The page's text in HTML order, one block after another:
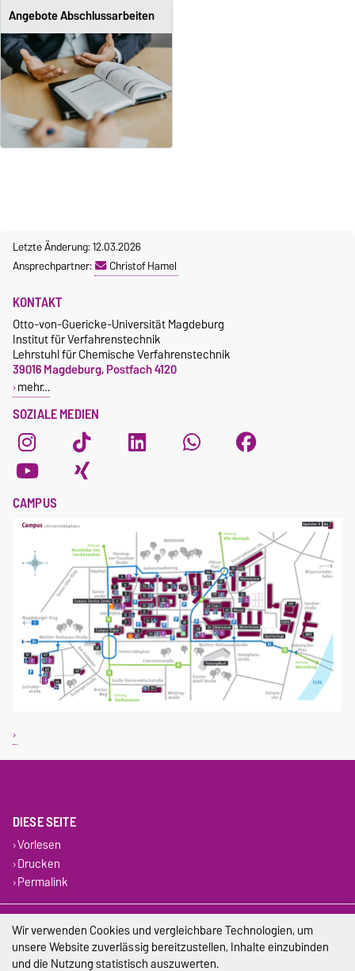
Angebote Abschlussarbeiten
Letzte Änderung: 12.03.2026
Ansprechpartner:
Christof Hamel
SOZIALE MEDIEN
KONTAKT
Otto-von-Guericke-Universität Magdeburg
Institut für Verfahrenstechnik
Lehrstuhl für Chemische Verfahrenstechnik
39016 Magdeburg, Postfach 4120
mehr…
CAMPUS
DIESE SEITE
Vorlesen
Drucken
Permalink
Impressum
Datenschutz
Wir verwenden Cookies und vergleichbare Technologien, um
unsere Website zuverlässig bereitzustellen, Inhalte einzubinden
und die Nutzung statistisch auszuwerten.